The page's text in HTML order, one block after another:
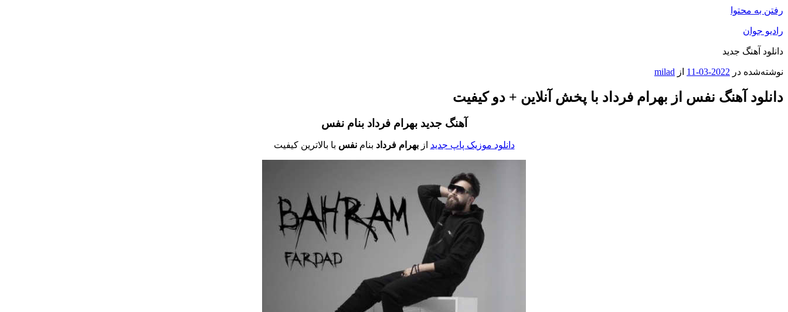
رفتن به محتوا
رادیو جوان
دانلود آهنگ جدید
نوشته‌شده در 2022-03-11 از milad
دانلود آهنگ نفس از بهرام فرداد با پخش آنلاین + دو کیفیت
آهنگ جدید بهرام فرداد بنام نفس
دانلود موزیک پاپ جدید ازبهرام فرداد بنامنفس با بالاترین کیفیت